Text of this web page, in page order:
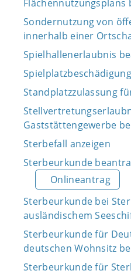
Flächennutzungsplans
Sondernutzung von
innerhalb einer
Spielhallenerlaubnis
Standplatzzulassung
Gaststättengewerbe
Sterbefall anzeigen
Sterbeurkunde
Onlineantrag
Sterbeurkunde bei
ausländischem
Sterbeurkunde für
deutschen Wohnsitz
Sterbeurkunde für